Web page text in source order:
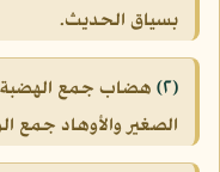
بسياق الحديث.
(٢)
هضاب جمع الهضبة:
الصغير والأوهاد جمع